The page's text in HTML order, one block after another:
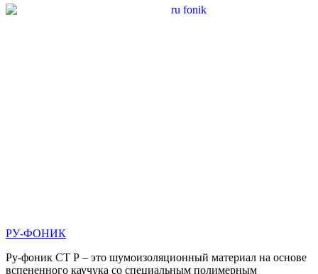
РУ-ФОНИК
Ру-фоник СТ Р – это шумоизоляционный материал на основе
вспененного каучука со специальным полимерным